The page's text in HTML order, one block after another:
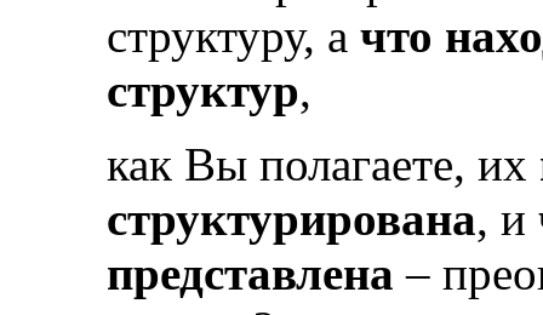
структуру, а что
структур,
как Вы полагаете, их
структурирована, и
представлена –